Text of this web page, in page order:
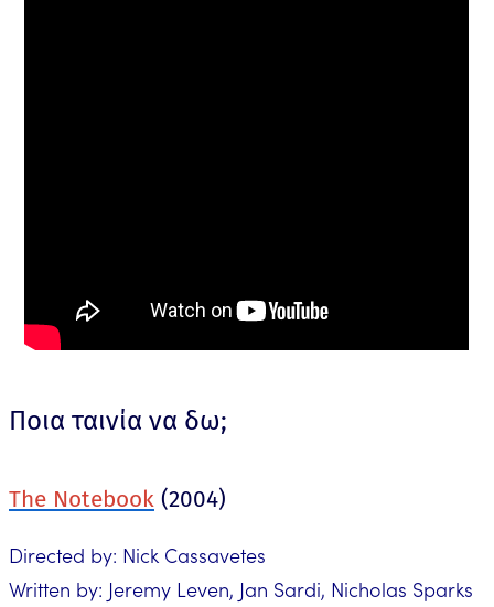
Ποια ταινία να δω;
The Notebook (2004)
Directed by: Nick Cassavetes
Written by: Jeremy Leven, Jan Sardi, Nicholas Sparks